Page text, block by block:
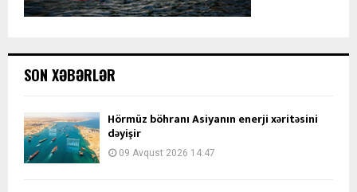
SON XƏBƏRLƏR
Hörmüz böhranı Asiyanın enerji xəritəsini
dəyişir
09 Avqust 2026 14:47